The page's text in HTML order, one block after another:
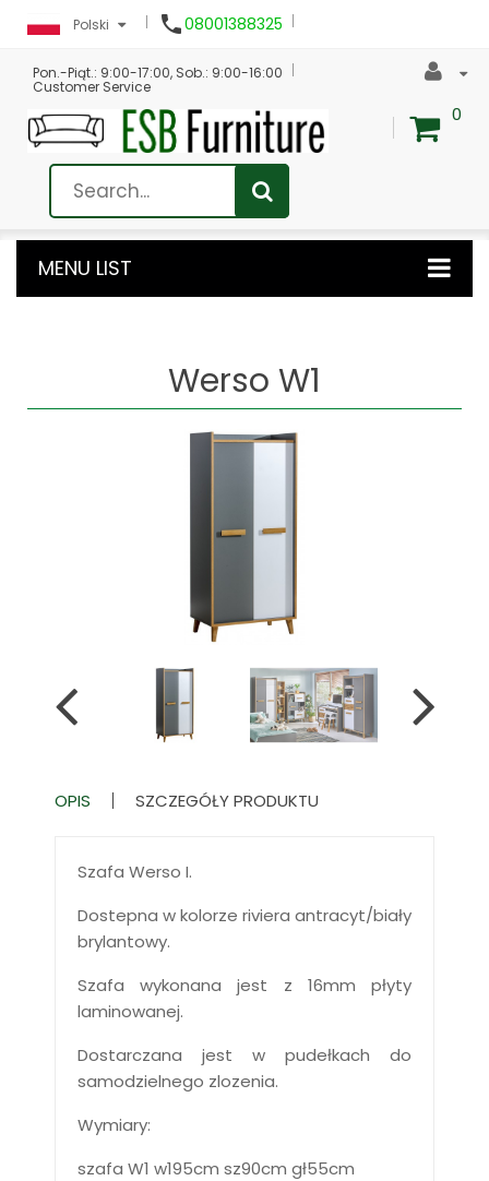
Polski 08001388325
Pon.-Piąt.: 9:00-17:00, Sob.: 9:00-16:00
Customer Service
0
MENU LIST
Werso W1
OPIS SZCZEGÓŁY PRODUKTU
Szafa Werso I.
Dostepna w kolorze riviera antracyt/biały
brylantowy.
Szafa wykonana jest z 16mm płyty
laminowanej.
Dostarczana jest w pudełkach do
samodzielnego zlozenia.
Wymiary:
szafa W1 w195cm sz90cm gł55cm